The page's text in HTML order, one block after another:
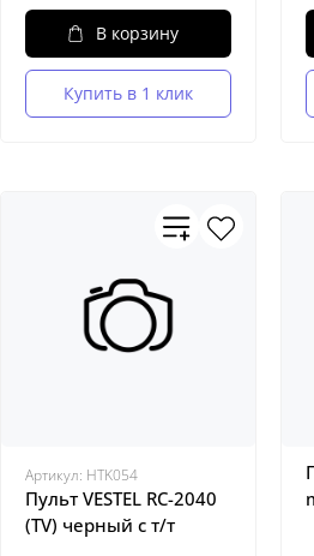
В корзину
Купить в 1 клик
Артикул: HTK054
Пульт VESTEL RC-2040
(TV) черный с т/т